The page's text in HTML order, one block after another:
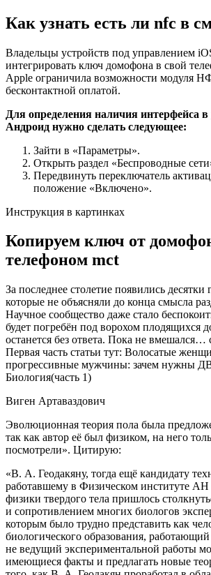
Как узнать есть ли nfc в
Владельцы устройств под управлением
интегрировать ключ домофона в свой
Apple ограничила возможности модуля
бесконтактной оплатой.
Для определения наличия интерфейса в
Андроид нужно сделать следующее:
Зайти в «Параметры».
Открыть раздел «Беспроводные
Передвинуть переключатель
положение «Включено».
Инструкция в картинках
Копируем ключ от
телефоном mct
За последнее столетие появились десятки
которые не объясняли до конца смысла
Научное сообщество даже стало
будет погребён под ворохом плодящихся
останется без ответа. Пока не вмешался…
Первая часть статьи тут: Волосатые
прогрессивные мужчины: зачем нужны
Биология(часть 1)
Виген Артаваздович
Эволюционная теория пола была
так как автор её был физиком, на него
посмотрели». Цитирую:
«В. А. Геодакяну, тогда ещё кандидату
работавшему в Физическом институте
физики твердого тела пришлось
и сопротивлением многих биологов
которым было трудно представить как
биологического образования,
не ведущий экспериментальной работы
имеющиеся факты и предлагать новые